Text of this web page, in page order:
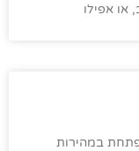
או אפילו
במהירות